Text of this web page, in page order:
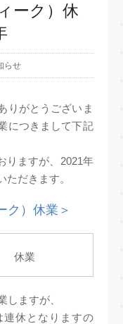
ーク）休
らせ
りがとうございま
につきまして下記
りますが、2021年
だきます。
ク）休業＞
休業
しますが、
休となりますの